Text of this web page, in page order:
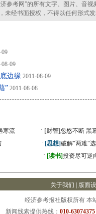
考网”的所有文字、图片、音视
未经书面授权，不得以任何形式
09
08-09
边缘 2011-08-09
” 2011-08-08
寒流 · [财智]忽悠不断 黑
· [思想]破解"两难"
· [读书]投资尽可逆
关于我们 版面
经济参考报社版权所有 本
新闻线索提供热线： 010-